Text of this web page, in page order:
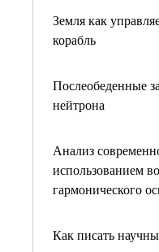
Земля как
корабль
Послеобеденные
нейтрона
Анализ
использованием
гармонического
Как писать